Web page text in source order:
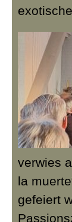
verwies
la
gefeiert